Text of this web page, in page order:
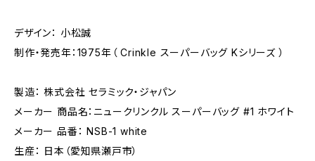
デザイン： 小松誠
制作・発売年：1975年（ Crinkle スーパーバッグ Kシリーズ ）
製造： 株式会社 セラミック・ジャパン
メーカー 商品名：ニュークリンクル スーパーバッグ #1 ホワイト
メーカー 品番： NSB-1 white
生産： 日本（愛知県瀬戸市）